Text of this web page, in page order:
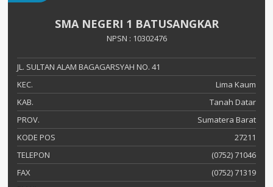
SMA NEGERI 1 BATUSANGKAR
NPSN : 10302476
JL. SULTAN ALAM BAGAGARSYAH NO. 41
KEC.
Lima Kaum
KAB.
Tanah Datar
PROV.
Sumatera Barat
KODE POS
27211
TELEPON
(0752) 71046
FAX
(0752) 71319